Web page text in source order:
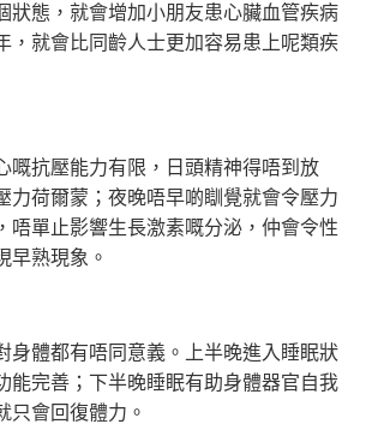
狀態，就會增加小朋友患心臟血管疾病
，就會比同齡人士更加容易患上呢類疾
嘅抗壓能力有限，日頭精神得唔到放
力荷爾蒙；夜晚唔早啲瞓覺就會令壓力
唔單止影響生長激素嘅分泌，仲會令性
早熟現象。
身體都有唔同意義。上半晚進入睡眠狀
能完善；下半晚睡眠有助身體器官自我
只會回復體力。